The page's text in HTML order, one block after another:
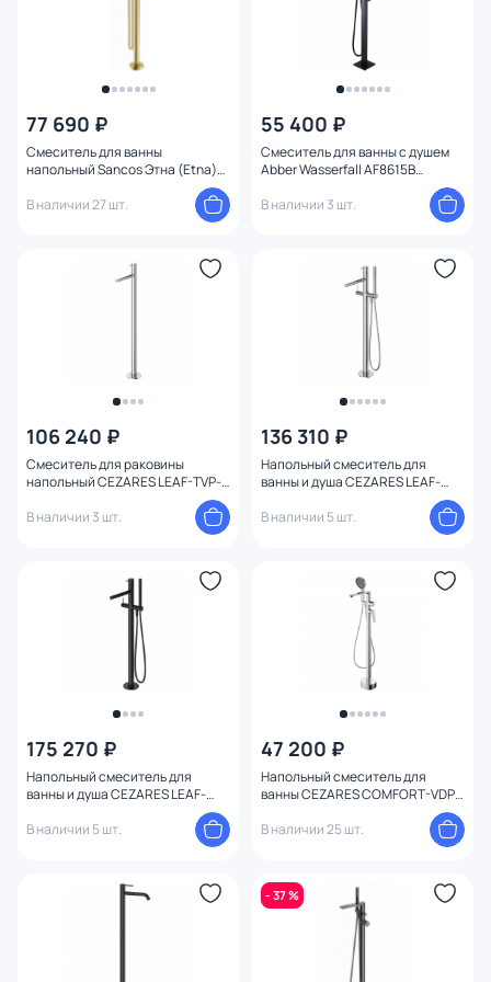
77 690 ₽
Смеситель для ванны
напольный Sancos Этна (Etna)
золото
В наличии 27 шт.
55 400 ₽
Смеситель для ванны с душем
Abber Wasserfall AF8615B
напольный, черный матовый
В наличии 3 шт.
106 240 ₽
Смеситель для раковины
напольный CEZARES LEAF-TVP-
В наличии 3 шт.
136 310 ₽
Напольный смеситель для
ванны и душа CEZARES LEAF-
В наличии 5 шт.
175 270 ₽
Напольный смеситель для
ванны и душа CEZARES LEAF-
В наличии 5 шт.
47 200 ₽
Напольный смеситель для
ванны CEZARES COMFORT-VDP-
В наличии 25 шт.
- 37 %